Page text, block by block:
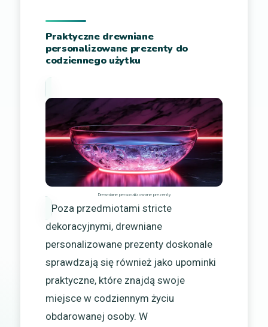
Praktyczne drewniane
personalizowane prezenty do
codziennego użytku
Drewniane personalizowane prezenty
Poza przedmiotami stricte
dekoracyjnymi, drewniane
personalizowane prezenty doskonale
sprawdzają się również jako upominki
praktyczne, które znajdą swoje
miejsce w codziennym życiu
obdarowanej osoby. W